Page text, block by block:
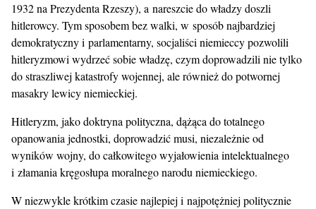
1932 na Prezydenta Rzeszy), a nareszcie do władzy doszli
hitlerowcy. Tym sposobem bez walki, w sposób najbardziej
demokratyczny i parlamentarny, socjaliści niemieccy pozwolili
hitleryzmowi wydrzeć sobie władzę, czym doprowadzili nie tylko
do straszliwej katastrofy wojennej, ale również do potwornej
masakry lewicy niemieckiej.
Hitleryzm, jako doktryna polityczna, dążąca do totalnego
opanowania jednostki, doprowadzić musi, niezależnie od
wyników wojny, do całkowitego wyjałowienia intelektualnego
i złamania kręgosłupa moralnego narodu niemieckiego.
W niezwykle krótkim czasie najlepiej i najpotężniej politycznie